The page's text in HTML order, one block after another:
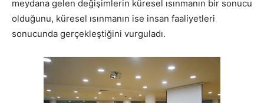
meydana gelen değişimlerin küresel ısınmanın bir sonucu
olduğunu, küresel ısınmanın ise insan faaliyetleri
sonucunda gerçekleştiğini vurguladı.